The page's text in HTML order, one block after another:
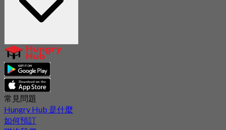
常見問題
Hungry Hub 是什麼
如何預訂